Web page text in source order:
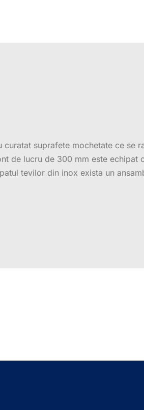
suprafete mochetate ce se
de lucru de 300 mm este echipat
tevilor din inox exista un